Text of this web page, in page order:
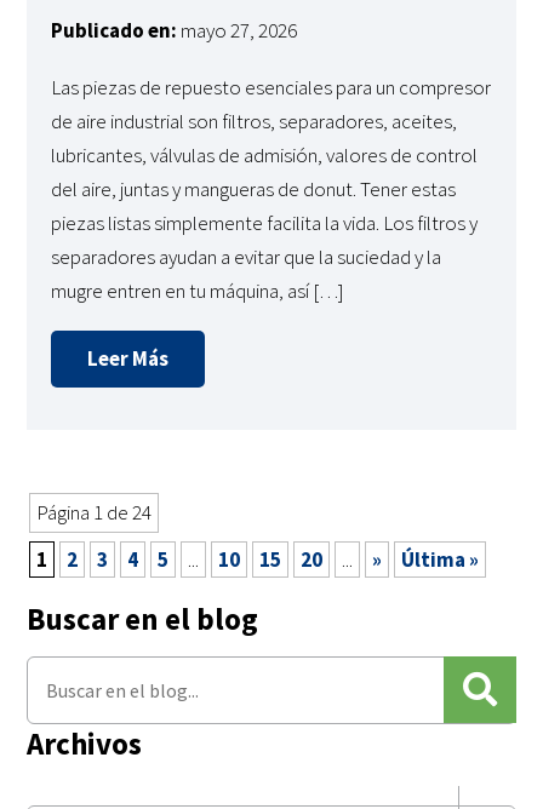
Publicado en: mayo 27, 2026
Las piezas de repuesto esenciales para un compresor
de aire industrial son filtros, separadores, aceites,
lubricantes, válvulas de admisión, valores de control
del aire, juntas y mangueras de donut. Tener estas
piezas listas simplemente facilita la vida. Los filtros y
separadores ayudan a evitar que la suciedad y la
mugre entren en tu máquina, así […]
Leer Más
Página 1 de 24
1
2 3 4 5 ... 10 15 20 ... » Última »
Buscar en el blog
Archivos